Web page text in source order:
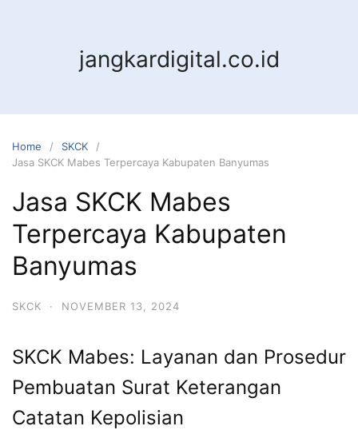
jangkardigital.co.id
Home
SKCK
Jasa SKCK Mabes Terpercaya Kabupaten Banyumas
Jasa SKCK Mabes
Terpercaya Kabupaten
Banyumas
SKCK · NOVEMBER 13, 2024
SKCK Mabes: Layanan dan Prosedur
Pembuatan Surat Keterangan
Catatan Kepolisian